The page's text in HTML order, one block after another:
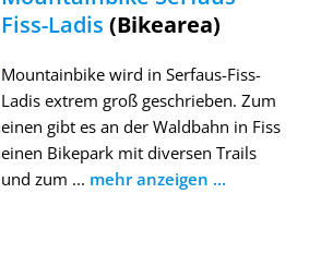
Fiss-Ladis (Bikearea)
Mountainbike wird in Serfaus-Fiss-
Ladis extrem groß geschrieben. Zum
einen gibt es an der Waldbahn in Fiss
einen Bikepark mit diversen Trails
und zum ... mehr anzeigen ...